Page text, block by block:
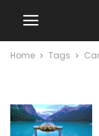
Home Tags